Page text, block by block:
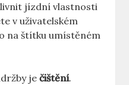
jízdní vlastnosti
v uživatelském
na štítku umístěném
ječištění.